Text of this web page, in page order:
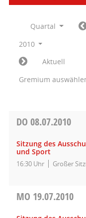
Quartal
2010
Aktuell
Gremium
DO 08.07.2010
Sitzung des
und Sport
16:30 Uhr Großer
MO 19.07.2010